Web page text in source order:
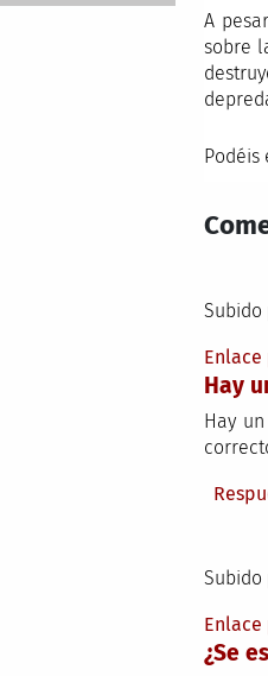
A
sobre
Subido
Hay
Hay
Subido
¿Se